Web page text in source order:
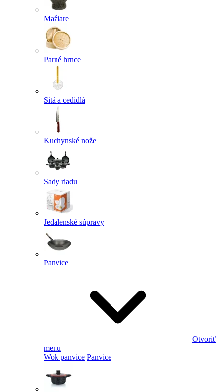
Mažiare
Parné hrnce
Sitá a cedidlá
Kuchynské nože
Sady riadu
Jedálenské súpravy
Panvice
Otvoriť
menu
Wok panvice Panvice